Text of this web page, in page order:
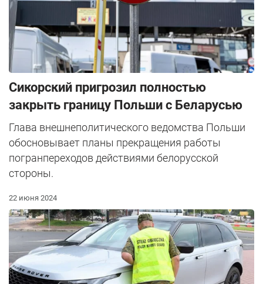
Сикорский пригрозил полностью
закрыть границу Польши с Беларусью
Глава внешнеполитического ведомства Польши
обосновывает планы прекращения работы
погранпереходов действиями белорусской
стороны.
22 июня 2024